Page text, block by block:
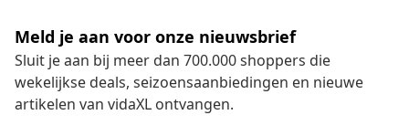
Meld je aan voor onze nieuwsbrief
Sluit je aan bij meer dan 700.000 shoppers die
wekelijkse deals, seizoensaanbiedingen en nieuwe
artikelen van vidaXL ontvangen.